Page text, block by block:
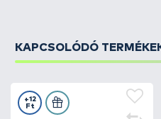
KAPCSOLÓDÓ
+12
Ft